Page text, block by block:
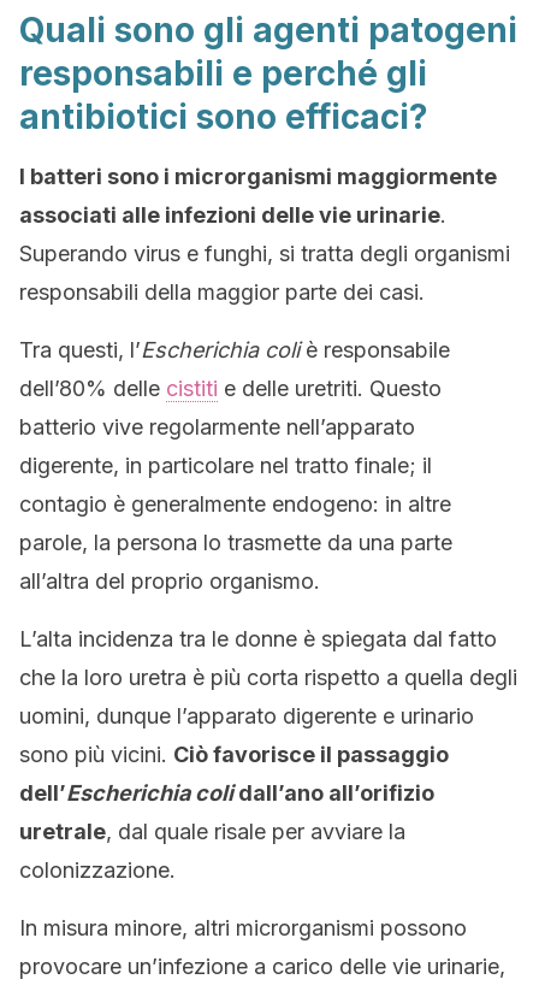
Quali sono gli agenti patogeni
responsabili e perché gli
antibiotici sono efficaci?
I batteri sono i microrganismi maggiormente
associati alle infezioni delle vie urinarie.
Superando virus e funghi, si tratta degli organismi
responsabili della maggior parte dei casi.
Tra questi, l’Escherichia coliè responsabile
dell’80% delle cistiti e delle uretriti. Questo
batterio vive regolarmente nell’apparato
digerente, in particolare nel tratto finale; il
contagio è generalmente endogeno: in altre
parole, la persona lo trasmette da una parte
all’altra del proprio organismo.
L’alta incidenza tra le donne è spiegata dal fatto
che la loro uretra è più corta rispetto a quella degli
uomini, dunque l’apparato digerente e urinario
sono più vicini. Ciò favorisce il passaggio
dell’Escherichia colidall’ano all’orifizio
uretrale, dal quale risale per avviare la
colonizzazione.
In misura minore, altri microrganismi possono
provocare un’infezione a carico delle vie urinarie,